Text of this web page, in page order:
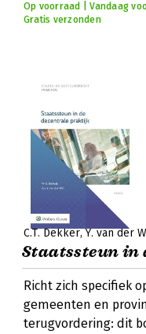
Op voorraad | Vandaag
Gratis verzonden
C.T. Dekker Y. van der
Staatssteun
Richt zich specifiek
gemeenten en
terugvordering: dit